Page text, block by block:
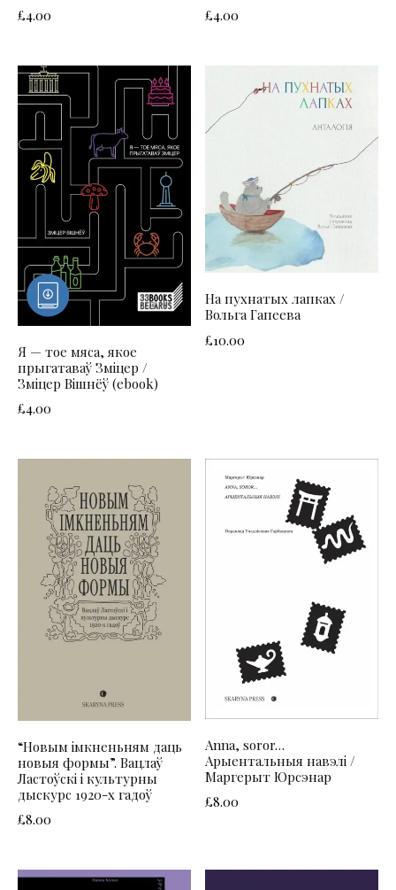
£4.00
£4.00
Я — тое мяса, якое
прыгатаваў Зміцер /
Зміцер Вішнёў (ebook)
£4.00
На пухнатых лапках /
Вольга Гапеева
£10.00
“Новым імкненьням даць
новыя формы”. Вацлаў
Ластоўскі і культурны
дыскурс 1920-х гадоў
£8.00
Anna, soror…
Арыентальныя навэлі /
Маргерыт Юрсэнар
£8.00